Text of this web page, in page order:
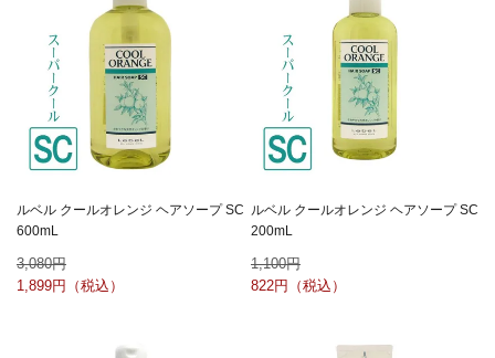
ルベル クールオレンジ ヘアソープ SC
600mL
3,080
1,899
ルベル クールオレンジ ヘアソープ SC
200mL
1,100
822